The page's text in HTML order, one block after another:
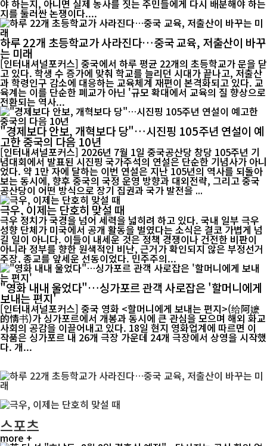
야 하는지, 아니면 실제 농사를 짓는 주민들에게 다시 배분해야 하는
지를 둘러싼 논쟁이다....
하루 22개 초등학교가 사라진다…중국 교육, 저출산이 바꾸
는 미래
[인터내셔널포커스] 중국에서 하루 평균 22개의 초등학교가 문을 닫
고 있다. 학생 수 증가에 맞춰 학교를 늘리던 시대가 끝나고, 저출산
과 학령인구 감소에 대응하는 교육체계 재편이 본격화되고 있다. 교
육계는 이를 단순한 폐교가 아닌 '규모 확대에서 교육의 질 향상으로
전환되는 역사...
"경제보다 안보, 개혁보다 당"…시진핑 105주년 연설이 예
고한 중국의 다음 10년
[인터내셔널포커스] 2026년 7월 1일 중국공산당 창당 105주년 기
념대회에서 발표된 시진핑 국가주석의 연설은 단순한 기념사가 아니
었다. 약 1만 자에 달하는 이번 연설은 지난 105년의 역사를 되돌아
보는 동시에, 향후 중국의 국정 운영 방향과 대외전략, 그리고 중국
공산당이 어떤 방식으로 장기 집권과 국가 발전을 ...
극우, 이제는 단호히 맞설 때
극우 정치가 국경을 넘어 세력을 넓히려 하고 있다. 국내 일부 극우
성향 단체가 미국에서 공개 활동을 벌였다는 소식은 결코 가볍게 넘
길 일이 아니다. 이들이 내세운 것은 정책 경쟁이나 건전한 비판이
아니라 정부를 향한 원색적인 비난, 근거가 확인되지 않은 부정선거
주장, 종교를 앞세운 선동이었다. 민주주의...
"영화 내내 울었다"…싱가포르 관객 사로잡은 '할머니에게
보내는 편지'
[인터내셔널포커스] 중국 영화 <할머니에게 보내는 편지>(给阿嬷
的情书)가 싱가포르에서 개봉과 동시에 큰 관심을 모으며 해외 화교
사회의 공감을 이끌어내고 있다. 18일 현지 영화업계에 따르면 이
작품은 싱가포르 내 26개 극장 가운데 24개 극장에서 상영을 시작했
다. 개...
스포츠
more +